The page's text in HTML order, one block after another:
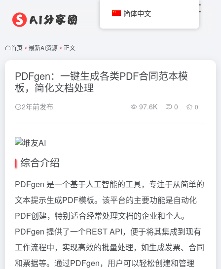
首页 • 最新AI资源 • 正文
PDFgen：一键生成各类PDF合同范本模
板，简化文档处理
2年前发布 97.6K 0 0
综合介绍
PDFgen 是一个基于人工智能的工具，专注于从简单的
文本提示生成PDF模板。该平台的主要功能是自动化
PDF创建，特别适合经常处理文档的企业和个人。
PDFgen 提供了一个REST API，便于将其集成到现有
工作流程中，实现高效的批量处理，如生成发票、合同
和票据等。通过PDFgen，用户可以轻松创建和管理
简体中文